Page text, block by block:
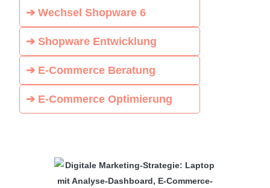
➔ Wechsel Shopware 6
➔ Shopware Entwicklung
➔ E-Commerce Beratung
➔ E-Commerce Optimierung